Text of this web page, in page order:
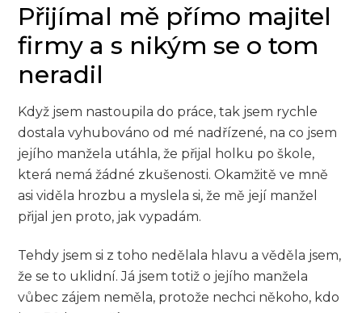
Přijímal mě přímo majitel
firmy a s nikým se o tom
neradil
Když jsem nastoupila do práce, tak jsem rychle
dostala vyhubováno od mé nadřízené, na co jsem
jejího manžela utáhla, že přijal holku po škole,
která nemá žádné zkušenosti. Okamžitě ve mně
asi viděla hrozbu a myslela si, že mě její manžel
přijal jen proto, jak vypadám.
Tehdy jsem si z toho nedělala hlavu a věděla jsem,
že se to uklidní. Já jsem totiž o jejího manžela
vůbec zájem neměla, protože nechci někoho, kdo